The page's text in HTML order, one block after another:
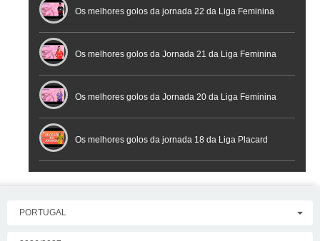
Os melhores golos da jornada 22 da Liga Feminina
Placard
Os melhores golos da Jornada 21 da Liga Feminina
Placard
Os melhores golos da Jornada 20 da Liga Feminina
Placard
Os melhores golos da jornada 18 da Liga Placard
PORTUGAL